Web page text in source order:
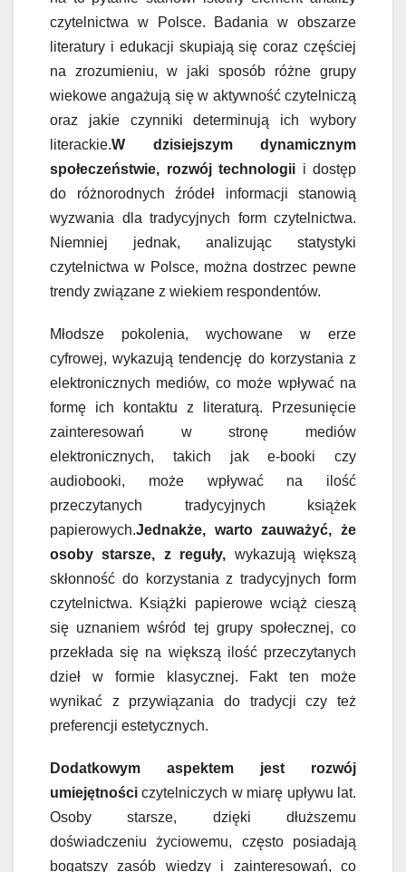
czytelnictwa w Polsce. Badania w obszarze
literatury i edukacji skupiają się coraz częściej
na zrozumieniu, w jaki sposób różne grupy
wiekowe angażują się w aktywność czytelniczą
oraz jakie czynniki determinują ich wybory
literackie.W dzisiejszym dynamicznym
społeczeństwie, rozwój technologii i dostęp
do różnorodnych źródeł informacji stanowią
wyzwania dla tradycyjnych form czytelnictwa.
Niemniej jednak, analizując statystyki
czytelnictwa w Polsce, można dostrzec pewne
trendy związane z wiekiem respondentów.
Młodsze pokolenia, wychowane w erze
cyfrowej, wykazują tendencję do korzystania z
elektronicznych mediów, co może wpływać na
formę ich kontaktu z literaturą. Przesunięcie
zainteresowań w stronę mediów
elektronicznych, takich jak e-booki czy
audiobooki, może wpływać na ilość
przeczytanych tradycyjnych książek
papierowych.Jednakże, warto zauważyć, że
osoby starsze, z reguły, wykazują większą
skłonność do korzystania z tradycyjnych form
czytelnictwa. Książki papierowe wciąż cieszą
się uznaniem wśród tej grupy społecznej, co
przekłada się na większą ilość przeczytanych
dzieł w formie klasycznej. Fakt ten może
wynikać z przywiązania do tradycji czy też
preferencji estetycznych.
Dodatkowym aspektem jest rozwój
umiejętności czytelniczych w miarę upływu lat.
Osoby starsze, dzięki dłuższemu
doświadczeniu życiowemu, często posiadają
bogatszy zasób wiedzy i zainteresowań, co